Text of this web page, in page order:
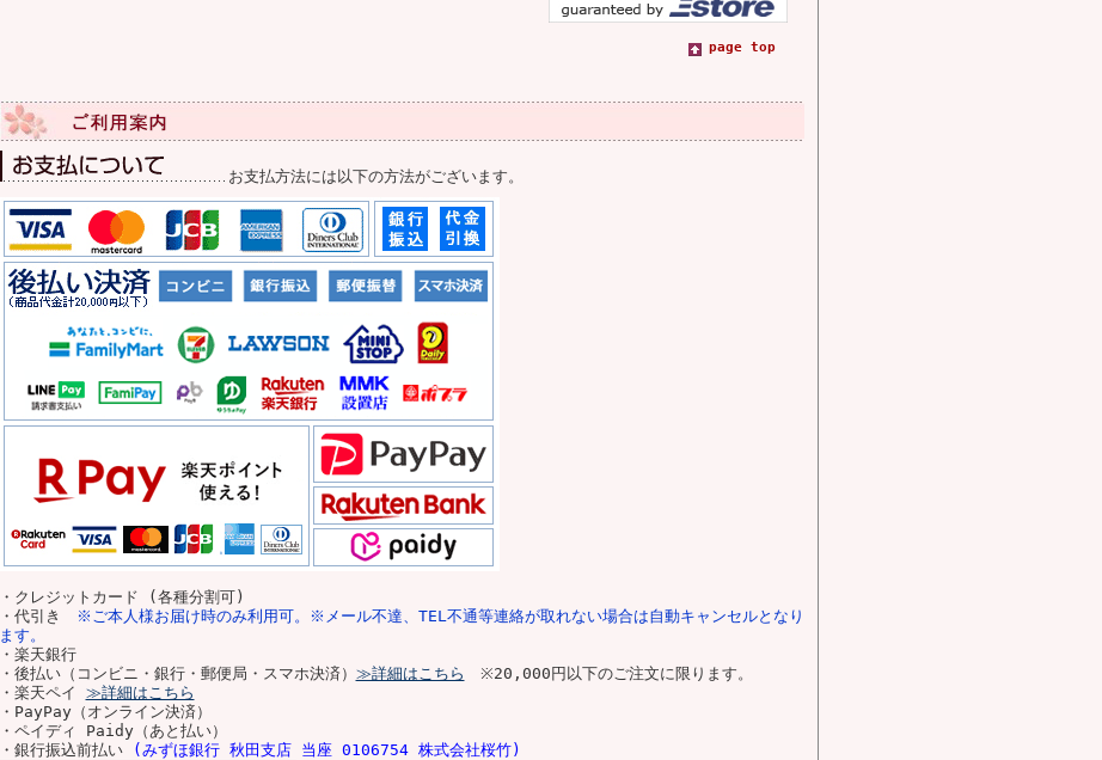
page top
お支払方法には以下の方法がございます。
・クレジットカード (各種分割可)
・代引き
※ご本人様お届け時のみ利用可。※メール不達、TEL不通等連絡が取れない場合は自動キャンセルとなり
ます。
・楽天銀行
・後払い（コンビニ・銀行・郵便局・スマホ決済） ≫詳細はこちら
※20,000円以下のご注文に限ります。
・楽天ペイ ≫詳細はこちら
・PayPay（オンライン決済）
・ペイディ Paidy（あと払い）
・銀行振込前払い
(みずほ銀行 秋田支店 当座 0106754 株式会社桜竹)